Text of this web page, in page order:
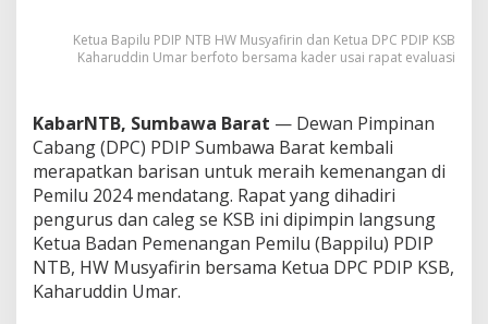
t
s
C
e
a
k
T
i
Ketua Bapilu PDIP NTB HW Musyafirin dan Ketua DPC PDIP KSB
Kaharuddin Umar berfoto bersama kader usai rapat evaluasi
KabarNTB, Sumbawa Barat — Dewan Pimpinan
Cabang (DPC) PDIP Sumbawa Barat kembali
merapatkan barisan untuk meraih kemenangan di
Pemilu 2024 mendatang. Rapat yang dihadiri
pengurus dan caleg se KSB ini dipimpin langsung
Ketua Badan Pemenangan Pemilu (Bappilu) PDIP
NTB, HW Musyafirin bersama Ketua DPC PDIP KSB,
Kaharuddin Umar.